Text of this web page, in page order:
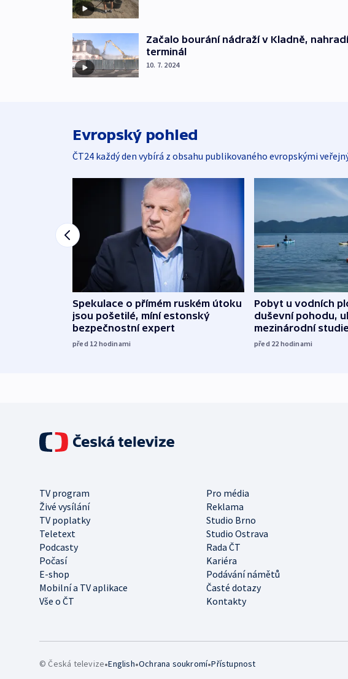
Začalo bourání nádraží v Kladně,
terminál
10. 7. 2024
Evropský pohled
ČT24 každý den vybírá z obsahu publikovaného evropskými
Spekulace o přímém ruském útoku
jsou pošetilé, míní estonský
bezpečnostní expert
před 12 hodinami
Pobyt u vodních
duševní pohodu,
mezinárodní
před 22 hodinami
TV program
Pro média
Živé vysílání
Reklama
TV poplatky
Studio Brno
Teletext
Studio Ostrava
Podcasty
Rada ČT
Počasí
Kariéra
E-shop
Podávání námětů
Mobilní a TV aplikace
Časté dotazy
Vše o ČT
Kontakty
© Česká televize•English•Ochrana soukromí•Přístupnost